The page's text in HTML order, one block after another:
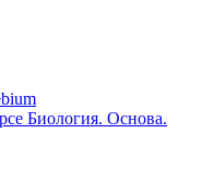
Биология. Основа.